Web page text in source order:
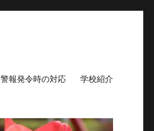
警報発令時の対応 学校紹介